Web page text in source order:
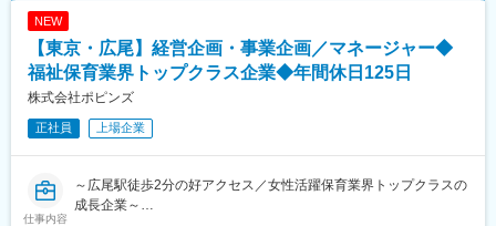
(4)ステークホルダー連携
親会社や外部ステークホルダーとの連携・折衝・関係性構築
業務としては全体統括いただくイメージですが、経営層とは財務
を求めています。
ー3名、人事総務領域は管理職1名メンバー３名にて対応しており
ます。
NEW
【東京・広尾】経営企画・事業企画／マネージャー◆
福祉保育業界トップクラス企業◆年間休日125日
株式会社ポピンズ
正社員 上場企業
仕事内容
～広尾駅徒歩2分の好アクセス／女性活躍保育業界トップクラスの
成長企業～